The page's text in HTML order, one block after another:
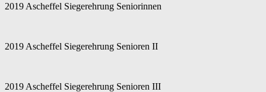
2019 Ascheffel Siegerehrung Seniorinnen
2019 Ascheffel Siegerehrung Senioren II
2019 Ascheffel Siegerehrung Senioren III